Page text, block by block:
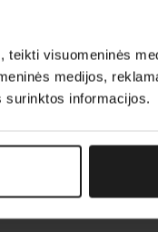
teikti visuomeninės
medijos,
surinktos informacijos.